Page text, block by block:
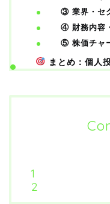
③ 業界・セ
④ 財務内容
⑤ 株価チャ
まとめ：個人